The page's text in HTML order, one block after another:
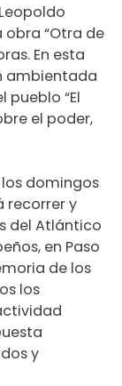
obra “Otra de
En esta
ambientada
pueblo “El
el poder,
domingos
recorrer y
del Atlántico
en Paso
de los
los
y